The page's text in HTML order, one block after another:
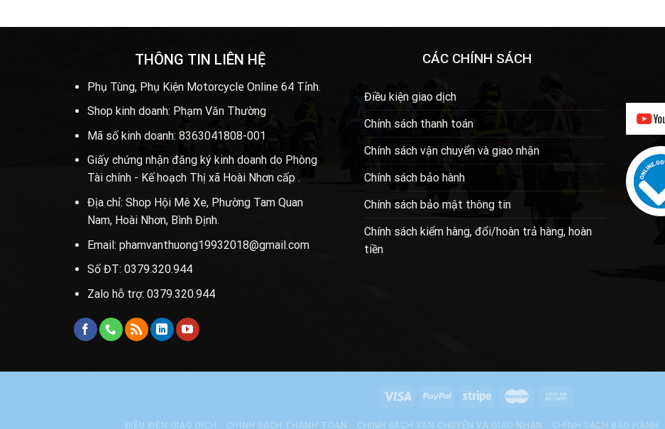
THÔNG TIN LIÊN HỆ
Phụ Tùng, Phụ Kiện Motorcycle Online 64 Tỉnh.
Shop kinh doanh: Phạm Văn Thường
Mã số kinh doanh: 8363041808-001
Giấy chứng nhận đăng ký kinh doanh do Phòng
Tài chính - Kế hoạch Thị xã Hoài Nhơn cấp .
Địa chỉ: Shop Hội Mê Xe, Phường Tam Quan
Nam, Hoài Nhơn, Bình Định.
Email: phamvanthuong19932018@gmail.com
Số ĐT: 0379.320.944
Zalo hỗ trợ: 0379.320.944
CÁC CHÍNH SÁCH
Điều kiện giao dịch
Chính sách thanh toán
Chính sách vận chuyển và giao nhận
Chính sách bảo hành
Chính sách bảo mật thông tin
Chính sách kiểm hàng, đổi/hoàn trả hàng, hoàn
tiền
ĐIỀU KIỆN GIAO DỊCH CHÍNH SÁCH THANH TOÁN CHÍNH SÁCH VẬN CHUYỂN VÀ GIAO NHẬN CHÍNH SÁCH BẢO HÀNH